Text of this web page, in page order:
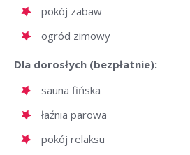
pokój zabaw
ogród zimowy
Dla dorosłych (bezpłatnie):
sauna fińska
łaźnia parowa
pokój relaksu